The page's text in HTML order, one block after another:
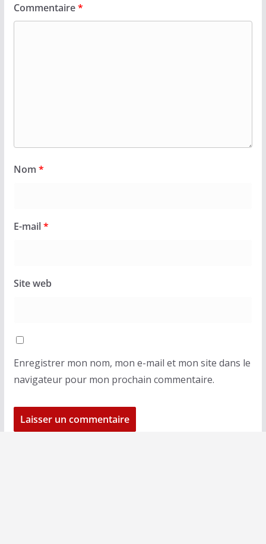
Commentaire*
Nom *
E-mail*
Site web
Enregistrer mon nom, mon e-mail et mon site dans le
navigateur pour mon prochain commentaire.